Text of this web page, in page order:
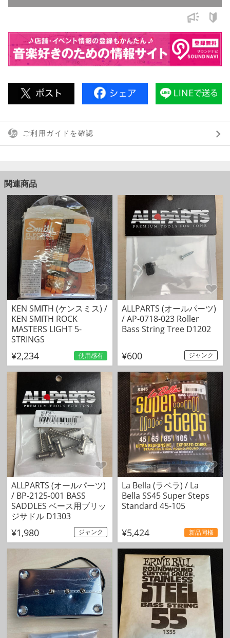
ご利用ガイドを確認
関連商品
KEN SMITH (ケンスミス) /
KEN SMITH ROCK
MASTERS LIGHT 5-
STRINGS
¥2,234 使用感有
ALLPARTS (オールパーツ)
/ AP-0718-023 Roller
Bass String Tree D1202
¥600 ジャンク
ALLPARTS (オールパーツ)
/ BP-2125-001 BASS
SADDLES ベース用ブリッ
ジサドル D1303
¥1,980 ジャンク
La Bella (ラベラ) / La
Bella SS45 Super Steps
Standard 45-105
¥5,424 新品同様